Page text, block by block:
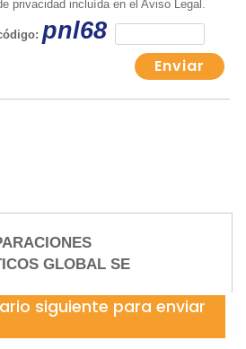
GLOBAL SE